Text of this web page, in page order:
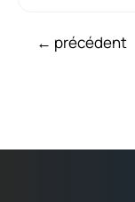
← précédent